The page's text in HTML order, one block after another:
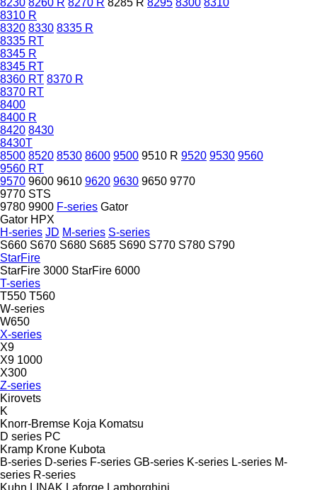
8310 R
8320 8330 8335 R
8335 RT
8345 R
8345 RT
8360 RT 8370 R
8370 RT
8400
8400 R
8420 8430
8430T
8500 8520 8530 8600 9500 9510 R 9520 9530 9560
9560 RT
9570 9600 9610 9620 9630 9650 9770
9770 STS
9780 9900 F-series Gator
Gator HPX
H-series JD M-series S-series
S660 S670 S680 S685 S690 S770 S780 S790
StarFire
StarFire 3000 StarFire 6000
T-series
T550 T560
W-series
W650
X-series
X9
X9 1000
X300
Z-series
Kirovets
K
Knorr-Bremse Koja Komatsu
D series PC
Kramp Krone Kubota
B-series D-series F-series GB-series K-series L-series M-
series R-series
Kuhn LINAK Laforge Lamborghini